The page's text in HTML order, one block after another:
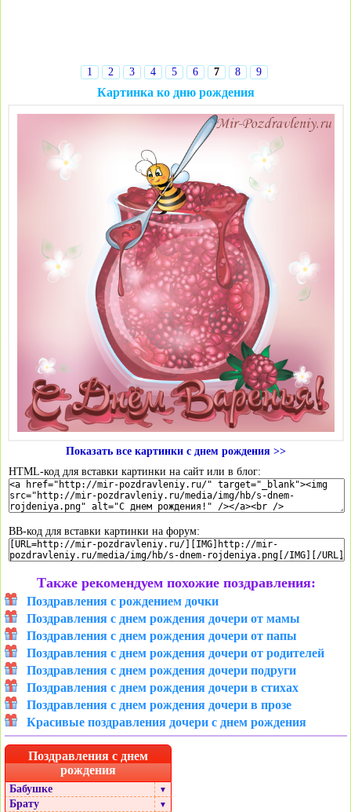
1 2 3 4 5 6 7 8 9
Картинка ко дню рождения
Показать все картинки с днем рождения >>
HTML-код для вставки картинки на сайт или в блог:
BB-код для вставки картинки на форум:
Также рекомендуем похожие поздравления:
Поздравления с рождением дочки
Поздравления с днем рождения дочери от мамы
Поздравления с днем рождения дочери от папы
Поздравления с днем рождения дочери от родителей
Поздравления с днем рождения дочери подруги
Поздравления с днем рождения дочери в стихах
Поздравления с днем рождения дочери в прозе
Красивые поздравления дочери с днем рождения
Поздравления с днем
рождения
Бабушке ▼
Брату ▼